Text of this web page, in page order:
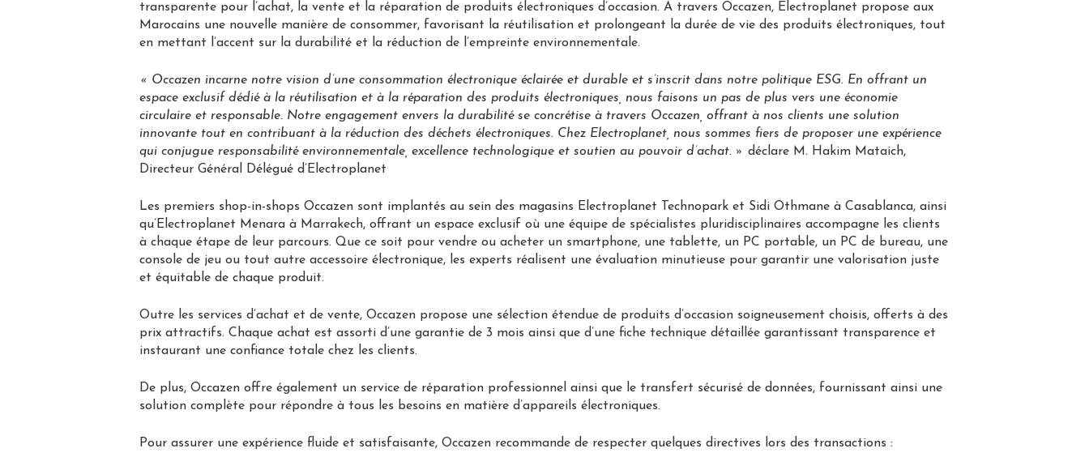
transparente pour l’achat, la vente et la réparation de produits électroniques d’occasion. À travers Occazen, Electroplanet propose aux
Marocains une nouvelle manière de consommer, favorisant la réutilisation et prolongeant la durée de vie des produits électroniques, tout
en mettant l’accent sur la durabilité et la réduction de l’empreinte environnementale.
« Occazen incarne notre vision d’une consommation électronique éclairée et durable et s’inscrit dans notre politique ESG. En offrant un
espace exclusif dédié à la réutilisation et à la réparation des produits électroniques, nous faisons un pas de plus vers une économie
circulaire et responsable. Notre engagement envers la durabilité se concrétise à travers Occazen, offrant à nos clients une solution
innovante tout en contribuant à la réduction des déchets électroniques. Chez Electroplanet, nous sommes fiers de proposer une expérience
qui conjugue responsabilité environnementale, excellence technologique et soutien au pouvoir d’achat. » déclare M. Hakim Mataich,
Directeur Général Délégué d’Electroplanet
Les premiers shop-in-shops Occazen sont implantés au sein des magasins Electroplanet Technopark et Sidi Othmane à Casablanca, ainsi
qu’Electroplanet Menara à Marrakech, offrant un espace exclusif où une équipe de spécialistes pluridisciplinaires accompagne les clients
à chaque étape de leur parcours. Que ce soit pour vendre ou acheter un smartphone, une tablette, un PC portable, un PC de bureau, une
console de jeu ou tout autre accessoire électronique, les experts réalisent une évaluation minutieuse pour garantir une valorisation juste
et équitable de chaque produit.
Outre les services d’achat et de vente, Occazen propose une sélection étendue de produits d’occasion soigneusement choisis, offerts à des
prix attractifs. Chaque achat est assorti d’une garantie de 3 mois ainsi que d’une fiche technique détaillée garantissant transparence et
instaurant une confiance totale chez les clients.
De plus, Occazen offre également un service de réparation professionnel ainsi que le transfert sécurisé de données, fournissant ainsi une
solution complète pour répondre à tous les besoins en matière d’appareils électroniques.
Pour assurer une expérience fluide et satisfaisante, Occazen recommande de respecter quelques directives lors des transactions :